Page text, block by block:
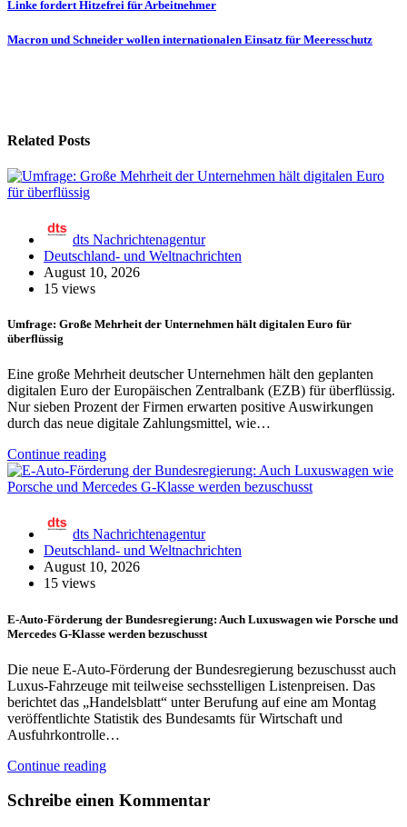
Beitragsnavigation
Linke fordert Hitzefrei für Arbeitnehmer
Macron und Schneider wollen internationalen Einsatz für Meeresschutz
Related Posts
dts Nachrichtenagentur
Deutschland- und Weltnachrichten
August 10, 2026
15 views
Umfrage: Große Mehrheit der Unternehmen hält digitalen Euro für
überflüssig
Eine große Mehrheit deutscher Unternehmen hält den geplanten
digitalen Euro der Europäischen Zentralbank (EZB) für überflüssig.
Nur sieben Prozent der Firmen erwarten positive Auswirkungen
durch das neue digitale Zahlungsmittel, wie…
Continue reading
dts Nachrichtenagentur
Deutschland- und Weltnachrichten
August 10, 2026
15 views
E-Auto-Förderung der Bundesregierung: Auch Luxuswagen wie Porsche und
Mercedes G-Klasse werden bezuschusst
Die neue E-Auto-Förderung der Bundesregierung bezuschusst auch
Luxus-Fahrzeuge mit teilweise sechsstelligen Listenpreisen. Das
berichtet das „Handelsblatt“ unter Berufung auf eine am Montag
veröffentlichte Statistik des Bundesamts für Wirtschaft und
Ausfuhrkontrolle…
Continue reading
Schreibe einen Kommentar